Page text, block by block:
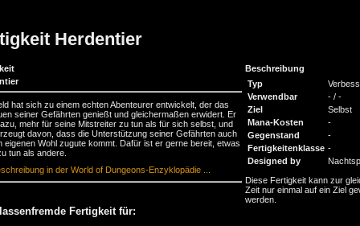
Herdentier
Beschreibung
hat sich zu einem echten Abenteurer entwickelt, der das
seiner Gefährten genießt und gleichermaßen erwidert. Er
mehr für seine Mitstreiter zu tun als für sich selbst, und
davon, dass die Unterstützung seiner Gefährten auch
eigenen Wohl zugute kommt. Dafür ist er gerne bereit, etwas
tun als andere.
in der World of Dungeons-Enzyklopädie ...
Fertigkeit für:
Typ
Verwendbar
- / -
Ziel
Selbst
Mana-Kosten
-
Gegenstand
-
Fertigkeitenklasse -
Designed by
Diese Fertigkeit kann zur
Zeit nur einmal auf ein Ziel
werden.